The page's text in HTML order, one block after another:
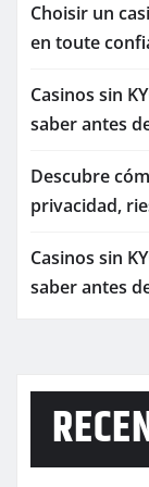
Choisir un
en toute
Casinos sin
saber antes
Descubre
privacidad,
Casinos sin
saber antes